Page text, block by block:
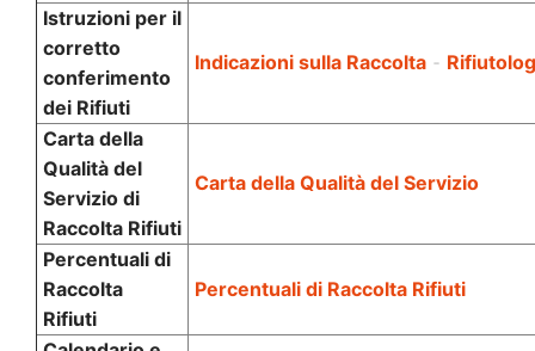
Istruzioni per il
corretto
conferimento
dei Rifiuti
Indicazioni sulla Raccolta -
Carta della
Qualità del
Servizio di
Raccolta Rifiuti
Carta della Qualità del Servizio
Percentuali di
Raccolta
Rifiuti
Percentuali di Raccolta Rifiuti